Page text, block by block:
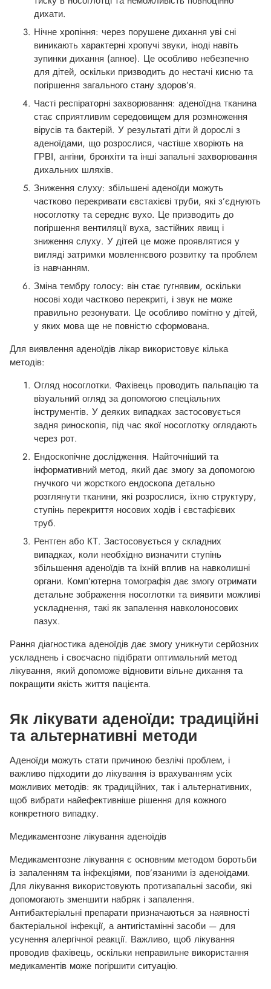
дихати.
Нічне хропіння: через порушене дихання уві сні
виникають характерні хропучі звуки, іноді навіть
зупинки дихання (апное). Це особливо небезпечно
для дітей, оскільки призводить до нестачі кисню та
погіршення загального стану здоров’я.
Часті респіраторні захворювання: аденоїдна тканина
стає сприятливим середовищем для розмноження
вірусів та бактерій. У результаті діти й дорослі з
аденоїдами, що розрослися, частіше хворіють на
ГРВІ, ангіни, бронхіти та інші запальні захворювання
дихальних шляхів.
Зниження слуху: збільшені аденоїди можуть
частково перекривати євстахієві труби, які з’єднують
носоглотку та середнє вухо. Це призводить до
погіршення вентиляції вуха, застійних явищ і
зниження слуху. У дітей це може проявлятися у
вигляді затримки мовленнєвого розвитку та проблем
із навчанням.
Зміна тембру голосу: він стає гугнявим, оскільки
носові ходи частково перекриті, і звук не може
правильно резонувати. Це особливо помітно у дітей,
у яких мова ще не повністю сформована.
Для виявлення аденоїдів лікар використовує кілька
методів:
Огляд носоглотки. Фахівець проводить пальпацію та
візуальний огляд за допомогою спеціальних
інструментів. У деяких випадках застосовується
задня риноскопія, під час якої носоглотку оглядають
через рот.
Ендоскопічне дослідження. Найточніший та
інформативний метод, який дає змогу за допомогою
гнучкого чи жорсткого ендоскопа детально
розглянути тканини, які розрослися, їхню структуру,
ступінь перекриття носових ходів і євстафієвих
труб.
Рентген або КТ. Застосовується у складних
випадках, коли необхідно визначити ступінь
збільшення аденоїдів та їхній вплив на навколишні
органи. Комп’ютерна томографія дає змогу отримати
детальне зображення носоглотки та виявити можливі
ускладнення, такі як запалення навколоносових
пазух.
Рання діагностика аденоїдів дає змогу уникнути серйозних
ускладнень і своєчасно підібрати оптимальний метод
лікування, який допоможе відновити вільне дихання та
покращити якість життя пацієнта.
Як лікувати аденоїди: традиційні
та альтернативні методи
Аденоїди можуть стати причиною безлічі проблем, і
важливо підходити до лікування із врахуванням усіх
можливих методів: як традиційних, так і альтернативних,
щоб вибрати найефективніше рішення для кожного
конкретного випадку.
Медикаментозне лікування аденоїдів
Медикаментозне лікування є основним методом боротьби
із запаленням та інфекціями, пов’язаними із аденоїдами.
Для лікування використовують протизапальні засоби, які
допомогають зменшити набряк і запалення.
Антибактеріальні препарати призначаються за наявності
бактеріальної інфекції, а антигістамінні засоби — для
усунення алергічної реакції. Важливо, щоб лікування
проводив фахівець, оскільки неправильне використання
медикаментів може погіршити ситуацію.